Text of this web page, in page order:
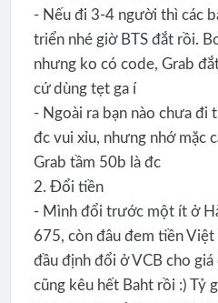
- Nếu đi 3-4 người thì các
triển nhé giờ BTS đắt rồi.
nhưng ko có code, Grab
cứ dùng tẹt ga í
- Ngoài ra bạn nào chưa đi
đc vui xỉu, nhưng nhớ mặc
Grab tầm 50b là đc
2. Đổi tiền
- Mình đổi trước một ít ở
675, còn đâu đem tiền
đầu định đổi ở VCB cho
cũng kêu hết Baht rồi :) Tỷ